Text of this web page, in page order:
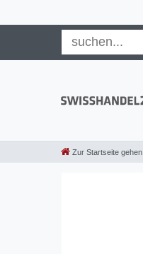
Zur Startseite gehen